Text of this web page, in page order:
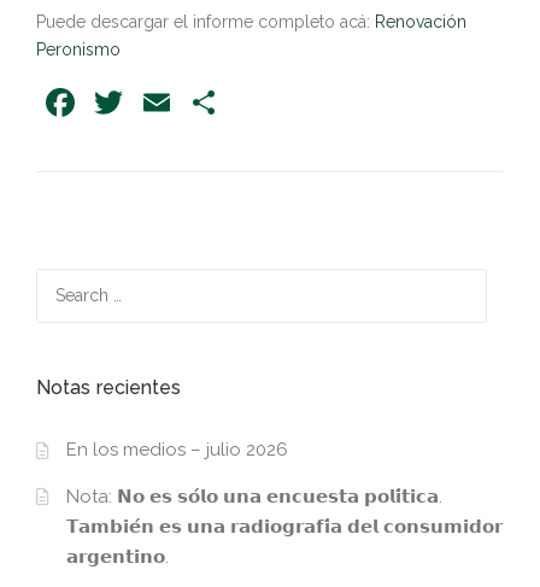
Puede descargar el informe completo acá: Renovación
Peronismo
Facebook
Twitter
Email
for:
Notas recientes
En los medios – julio 2026
Nota: 𝗡𝗼 𝗲𝘀 𝘀𝗼́𝗹𝗼 𝘂𝗻𝗮 𝗲𝗻𝗰𝘂𝗲𝘀𝘁𝗮 𝗽𝗼𝗹𝗶́𝘁𝗶𝗰𝗮.
𝗧𝗮𝗺𝗯𝗶𝗲́𝗻 𝗲𝘀 𝘂𝗻𝗮 𝗿𝗮𝗱𝗶𝗼𝗴𝗿𝗮𝗳𝗶́𝗮 𝗱𝗲𝗹 𝗰𝗼𝗻𝘀𝘂𝗺𝗶𝗱𝗼𝗿
𝗮𝗿𝗴𝗲𝗻𝘁𝗶𝗻𝗼.